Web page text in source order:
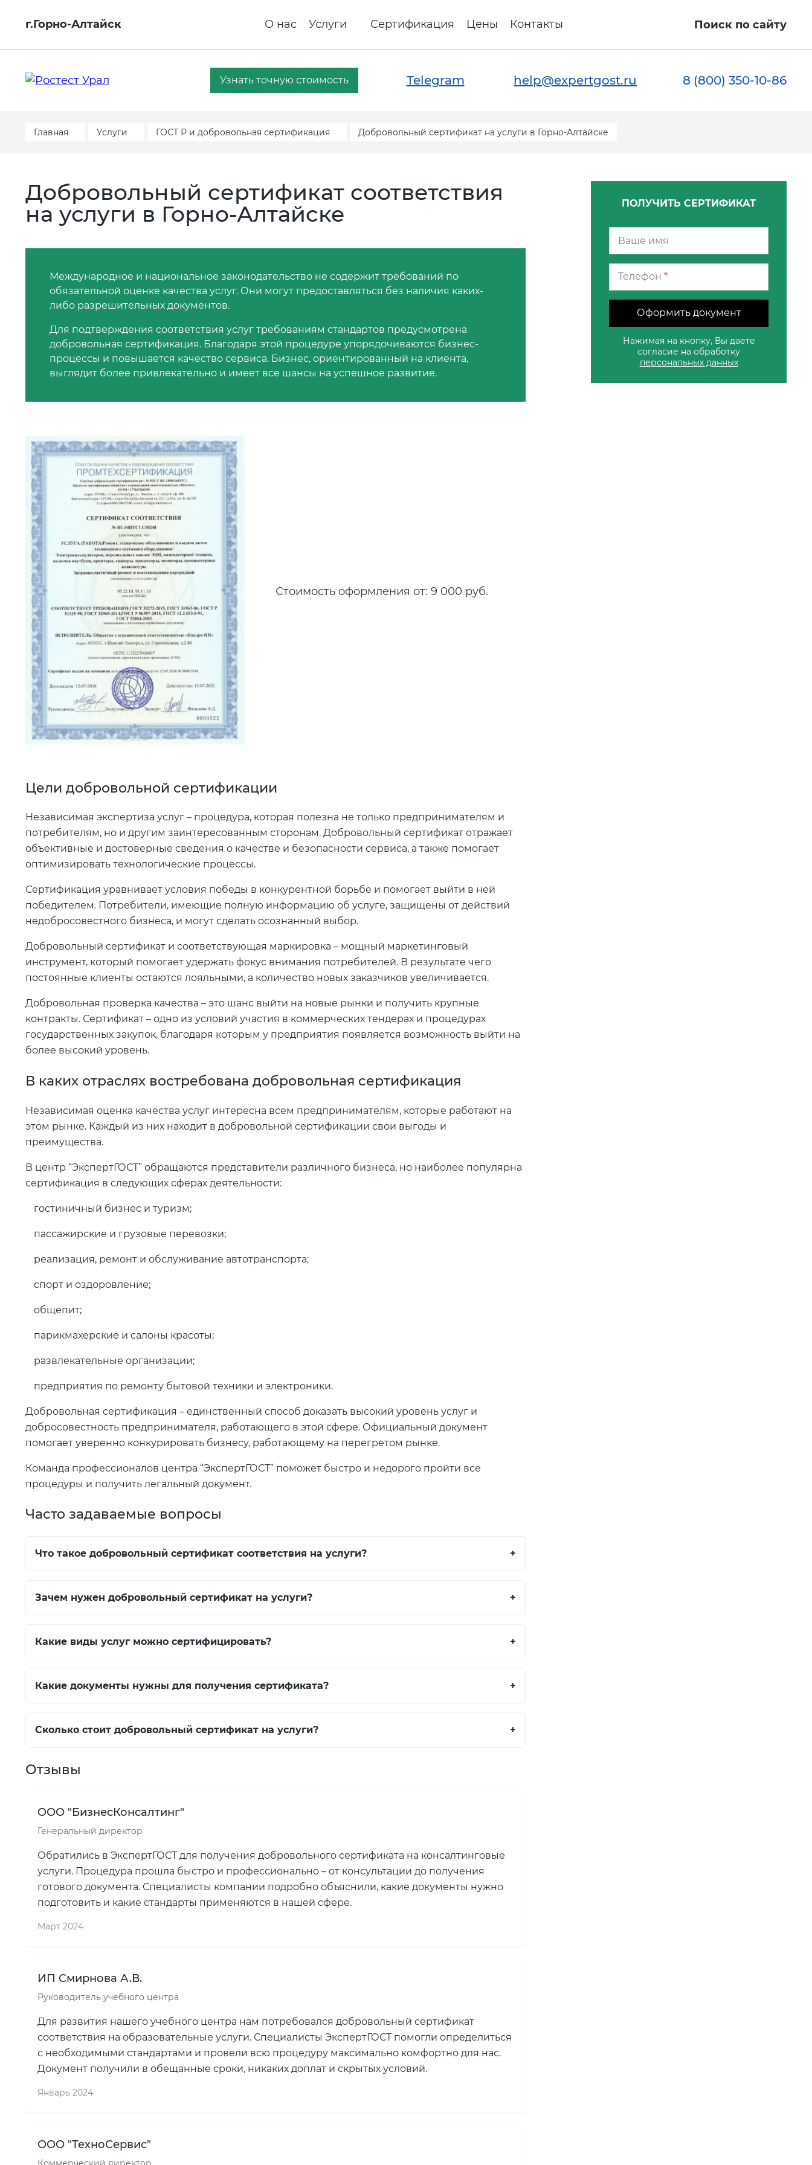
г.Горно-Алтайск О нас Услуги Сертификация Цены Контакты Поиск по сайту
Узнать точную стоимость Telegram help@expertgost.ru 8 (800) 350-10-86
Главная Услуги ГОСТ Р и добровольная сертификация Добровольный сертификат на услуги в Горно-Алтайске
Добровольный сертификат соответствия
на услуги в Горно-Алтайске
Международное и национальное законодательство не содержит требований по
обязательной оценке качества услуг. Они могут предоставляться без наличия каких-
либо разрешительных документов.
Для подтверждения соответствия услуг требованиям стандартов предусмотрена
добровольная сертификация. Благодаря этой процедуре упорядочиваются бизнес-
процессы и повышается качество сервиса. Бизнес, ориентированный на клиента,
выглядит более привлекательно и имеет все шансы на успешное развитие.
Стоимость оформления от: 9 000 руб.
Цели добровольной сертификации
Независимая экспертиза услуг – процедура, которая полезна не только предпринимателям и
потребителям, но и другим заинтересованным сторонам. Добровольный сертификат отражает
объективные и достоверные сведения о качестве и безопасности сервиса, а также помогает
оптимизировать технологические процессы.
Сертификация уравнивает условия победы в конкурентной борьбе и помогает выйти в ней
победителем. Потребители, имеющие полную информацию об услуге, защищены от действий
недобросовестного бизнеса, и могут сделать осознанный выбор.
Добровольный сертификат и соответствующая маркировка – мощный маркетинговый
инструмент, который помогает удержать фокус внимания потребителей. В результате чего
постоянные клиенты остаются лояльными, а количество новых заказчиков увеличивается.
Добровольная проверка качества – это шанс выйти на новые рынки и получить крупные
контракты. Сертификат – одно из условий участия в коммерческих тендерах и процедурах
государственных закупок, благодаря которым у предприятия появляется возможность выйти на
более высокий уровень.
В каких отраслях востребована добровольная сертификация
Независимая оценка качества услуг интересна всем предпринимателям, которые работают на
этом рынке. Каждый из них находит в добровольной сертификации свои выгоды и
преимущества.
В центр “ЭкспертГОСТ” обращаются представители различного бизнеса, но наиболее популярна
сертификация в следующих сферах деятельности:
гостиничный бизнес и туризм;
пассажирские и грузовые перевозки;
реализация, ремонт и обслуживание автотранспорта;
спорт и оздоровление;
общепит;
парикмахерские и салоны красоты;
развлекательные организации;
предприятия по ремонту бытовой техники и электроники.
Добровольная сертификация – единственный способ доказать высокий уровень услуг и
добросовестность предпринимателя, работающего в этой сфере. Официальный документ
помогает уверенно конкурировать бизнесу, работающему на перегретом рынке.
Команда профессионалов центра “ЭкспертГОСТ” поможет быстро и недорого пройти все
процедуры и получить легальный документ.
Часто задаваемые вопросы
Что такое добровольный сертификат соответствия на услуги? +
Зачем нужен добровольный сертификат на услуги? +
Какие виды услуг можно сертифицировать? +
Какие документы нужны для получения сертификата? +
Сколько стоит добровольный сертификат на услуги? +
Отзывы
ООО "БизнесКонсалтинг"
Генеральный директор
Обратились в ЭкспертГОСТ для получения добровольного сертификата на консалтинговые
услуги. Процедура прошла быстро и профессионально – от консультации до получения
готового документа. Специалисты компании подробно объяснили, какие документы нужно
подготовить и какие стандарты применяются в нашей сфере.
Март 2024
ИП Смирнова А.В.
Руководитель учебного центра
Для развития нашего учебного центра нам потребовался добровольный сертификат
соответствия на образовательные услуги. Специалисты ЭкспертГОСТ помогли определиться
с необходимыми стандартами и провели всю процедуру максимально комфортно для нас.
Документ получили в обещанные сроки, никаких доплат и скрытых условий.
Январь 2024
ООО "ТехноСервис"
ПОЛУЧИТЬ СЕРТИФИКАТ
Телефон *
Оформить документ
Нажимая на кнопку, Вы даете
согласие на обработку
персональных данных